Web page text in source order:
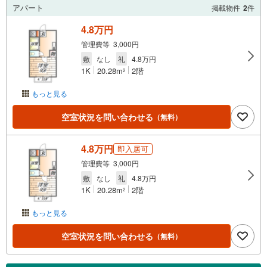
アパート 掲載物件 2件
もっと見る
4.8万円
管理費等 3,000円
敷
なし 礼 4.8万円
1K 20.28m2 2階
空室状況を問い合わせる （無料）
もっと見る
4.8万円 即入居可
管理費等 3,000円
敷
なし 礼 4.8万円
1K 20.28m2 2階
空室状況を問い合わせる （無料）